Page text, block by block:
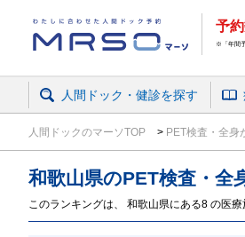
予
※「年間
人間ドック・健診を探す
人間ドックのマーソTOP PET検査・全身
和歌山県のPET検査・全
このランキングは、 和歌山県にある8 の医